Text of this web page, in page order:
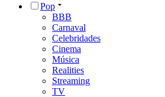
Pop
BBB
Carnaval
Celebridades
Cinema
Música
Realities
Streaming
TV